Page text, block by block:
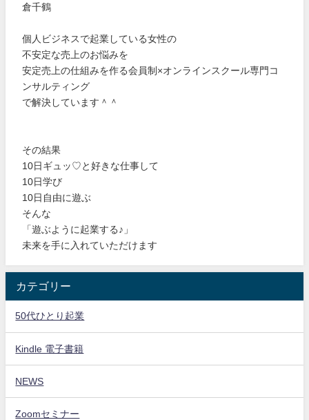
倉千鶴
個人ビジネスで起業している女性の
不安定な売上のお悩みを
安定売上の仕組みを作る会員制×オンラインスクール専門コ
ンサルティング
で解決しています＾＾
その結果
10日ギュッ♡と好きな仕事して
10日学び
10日自由に遊ぶ
そんな
「遊ぶように起業する♪」
未来を手に入れていただけます
カテゴリー
50代ひとり起業
Kindle 電子書籍
NEWS
Zoomセミナー